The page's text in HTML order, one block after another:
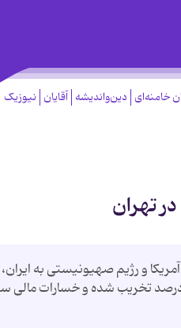
خامنه‌ای دین‌واندیشه آقایان نیوزیک
تهران
و رژیم صهیونیستی به
مسکونی هدف‌گرفته‌شده، ۱۰۰ درصد